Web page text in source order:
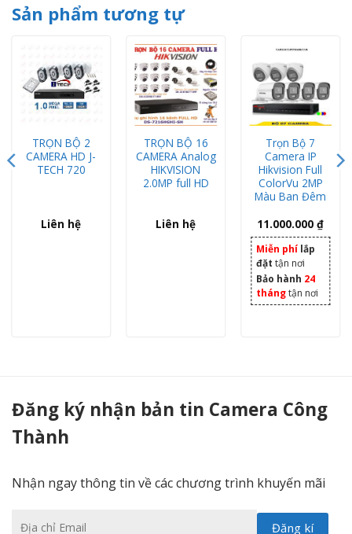
Sản phẩm tương tự
TRỌN BỘ 2
CAMERA HD J-
TECH 720
Liên hệ
TRỌN BỘ 16
CAMERA Analog
HIKVISION
2.0MP full HD
Liên hệ
Trọn Bộ 7
Camera IP
Hikvision Full
ColorVu 2MP
Màu Ban Đêm
11.000.000₫
Miễn phí lắp
đặt tận nơi
Bảo hành 24
thángtận nơi
hiện tại là: 3.800.000 ₫.
Đăng ký nhận bản tin Camera Công
Thành
Nhận ngay thông tin về các chương trình khuyến mãi